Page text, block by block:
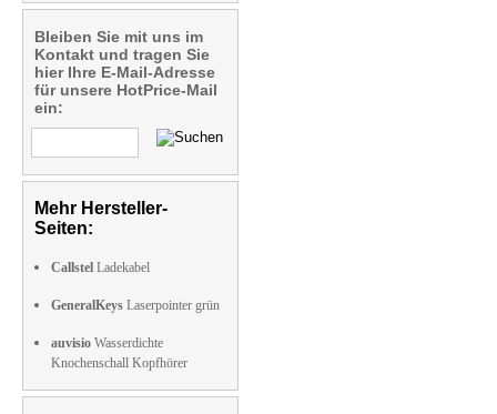
Bleiben Sie mit uns im
Kontakt und tragen Sie
hier Ihre E-Mail-Adresse
für unsere HotPrice-Mail
ein:
Mehr Hersteller-
Seiten:
Callstel Ladekabel
GeneralKeys Laserpointer grün
auvisio Wasserdichte
Knochenschall Kopfhörer